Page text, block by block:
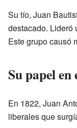
Su tío, Juan
destacado. Lideró
Este grupo causó
Su papel
En 1822, Juan
liberales que